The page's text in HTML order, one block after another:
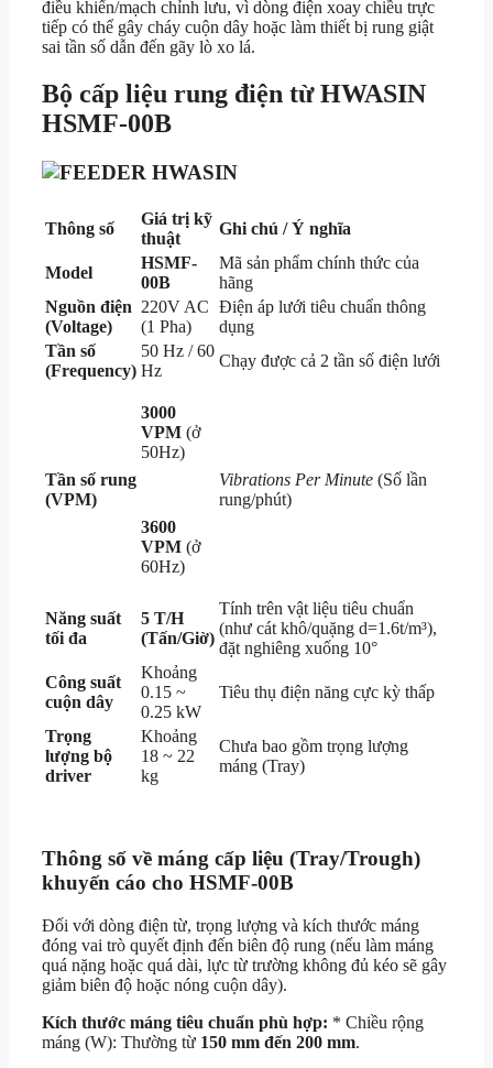
điều khiển/mạch chỉnh lưu, vì dòng điện xoay chiều trực
tiếp có thể gây cháy cuộn dây hoặc làm thiết bị rung giật
sai tần số dẫn đến gãy lò xo lá.
Bộ cấp liệu rung điện từ HWASIN
HSMF-00B
Thông số
Giá trị kỹ
thuật
Ghi chú / Ý nghĩa
Model
HSMF-
00B
Mã sản phẩm chính thức của
hãng
Nguồn điện
(Voltage)
220V AC
(1 Pha)
Điện áp lưới tiêu chuẩn thông
dụng
Tần số
(Frequency)
50 Hz / 60
Hz
Chạy được cả 2 tần số điện lưới
Tần số rung
(VPM)
3000
VPM (ở
50Hz)
3600
VPM (ở
60Hz)
Vibrations Per Minute (Số lần
rung/phút)
Năng suất
tối đa
5 T/H
(Tấn/Giờ)
Tính trên vật liệu tiêu chuẩn
(như cát khô/quặng d=1.6t/m³),
đặt nghiêng xuống 10°
Công suất
cuộn dây
Khoảng
0.15 ~
0.25 kW
Tiêu thụ điện năng cực kỳ thấp
Trọng
lượng bộ
driver
Khoảng
18 ~ 22
kg
Chưa bao gồm trọng lượng
máng (Tray)
Thông số về máng cấp liệu (Tray/Trough)
khuyến cáo cho HSMF-00B
Đối với dòng điện từ, trọng lượng và kích thước máng
đóng vai trò quyết định đến biên độ rung (nếu làm máng
quá nặng hoặc quá dài, lực từ trường không đủ kéo sẽ gây
giảm biên độ hoặc nóng cuộn dây).
Kích thước máng tiêu chuẩn phù hợp: * Chiều rộng
máng (W): Thường từ 150 mm đến 200 mm.